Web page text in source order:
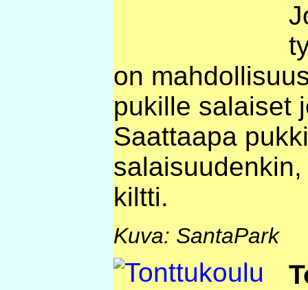
on
pukille salaiset
Saattaapa
kiltti.
Kuva: SantaPark